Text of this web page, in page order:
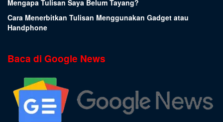
Mengapa Tulisan Saya Belum Tayang?
Cara Menerbitkan Tulisan Menggunakan Gadget atau
Handphone
Baca di Google News